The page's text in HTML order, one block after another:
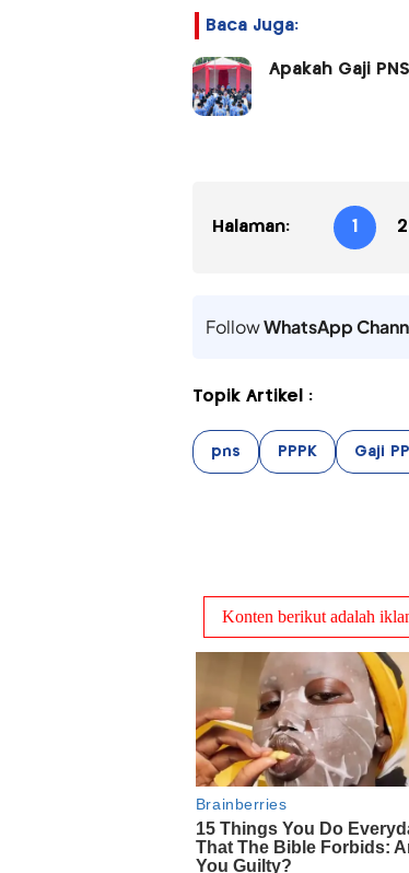
Baca Juga:
Apakah Gaji
Halaman: 1 2
FollowWhatsApp
Topik Artikel :
pns PPPK Gaji